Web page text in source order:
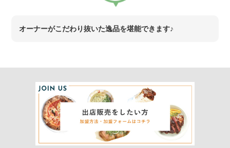
オーナーがこだわり抜いた逸品を堪能できます♪